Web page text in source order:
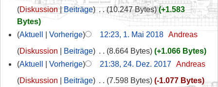
Diskussion
Beiträge ‎ 10.247 Bytes
+1.583
Bytes
Aktuell
Vorherige 12:23, 1. Mai 2018‎ Andreas
Diskussion
Beiträge 8.664 Bytes
+1.066 Bytes
Aktuell
Vorherige 21:38, 24. Dez. 2017‎ Andreas
Diskussion
Beiträge 7.598 Bytes
-1.077 Bytes